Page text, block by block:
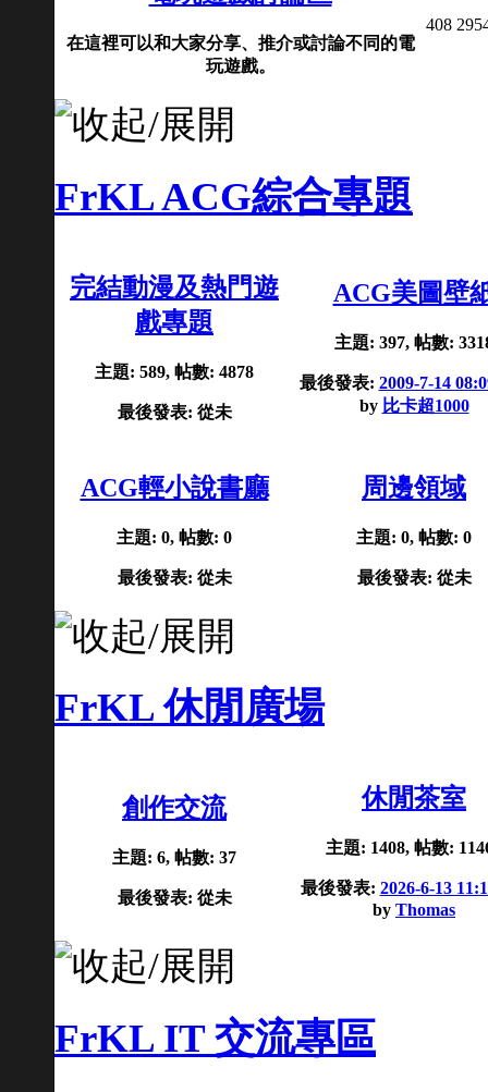
在這裡可以和大家分享、推介或討論不同的電
玩遊戲。
408
FrKL ACG綜合專題
完結動漫及熱門遊
戲專題
主題: 589, 帖數: 4878
最後發表: 從未
ACG美圖壁
主題: 397, 帖數:
最後發表: 2009-7-14
by 比卡超1000
ACG輕小說書廳
主題: 0, 帖數: 0
最後發表: 從未
周邊領域
主題: 0, 帖數: 0
最後發表: 從未
FrKL 休閒廣場
創作交流
主題: 6, 帖數: 37
最後發表: 從未
休閒茶室
主題: 1408, 帖數:
最後發表: 2026-6-13
by Thomas
FrKL IT 交流專區